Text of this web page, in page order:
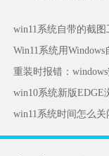
win11系统自带的截
Win11系统用
win10系统新版EDGE
win11系统时间怎么